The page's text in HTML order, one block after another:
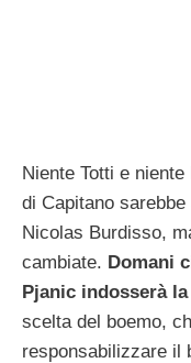
Niente Totti e
di Capitano
Nicolas Burdisso,
cambiate. Domani
Pjanic indosserà
scelta del boemo,
responsabilizzare il